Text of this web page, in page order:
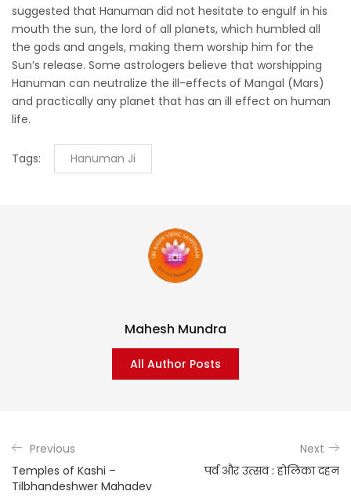
suggested that Hanuman did not hesitate to engulf in his
mouth the sun, the lord of all planets, which humbled all
the gods and angels, making them worship him for the
Sun’s release. Some astrologers believe that worshipping
Hanuman can neutralize the ill-effects of Mangal (Mars)
and practically any planet that has an ill effect on human
life.
Tags: Hanuman Ji
Mahesh Mundra
All Author Posts
Previous
Temples of Kashi –
Tilbhandeshwer Mahadev
Next
पर्व और उत्सव : होलिका दहन